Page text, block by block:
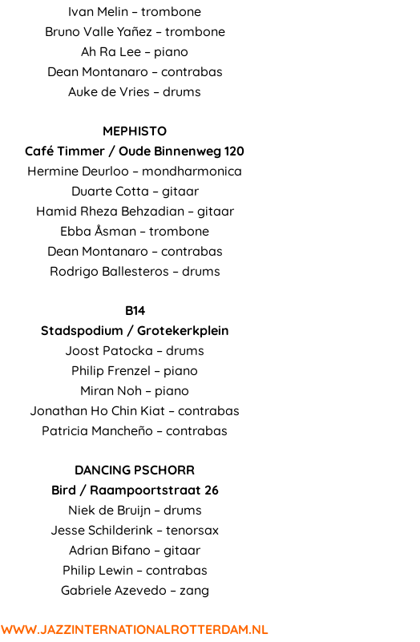
Ivan Melin – trombone
Bruno Valle Yañez – trombone
Ah Ra Lee – piano
Dean Montanaro – contrabas
Auke de Vries – drums
MEPHISTO
Café Timmer / Oude Binnenweg 120
Hermine Deurloo – mondharmonica
Duarte Cotta – gitaar
Hamid Rheza Behzadian – gitaar
Ebba Åsman – trombone
Dean Montanaro – contrabas
Rodrigo Ballesteros – drums
B14
Stadspodium / Grotekerkplein
Joost Patocka – drums
Philip Frenzel – piano
Miran Noh – piano
Jonathan Ho Chin Kiat – contrabas
Patricia Mancheño – contrabas
DANCING PSCHORR
Bird / Raampoortstraat 26
Niek de Bruijn – drums
Jesse Schilderink – tenorsax
Adrian Bifano – gitaar
Philip Lewin – contrabas
Gabriele Azevedo – zang
WWW.JAZZINTERNATIONALROTTERDAM.NL